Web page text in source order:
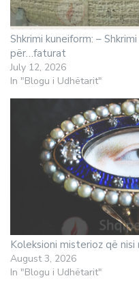
Shkrimi kuneiform: –
për…faturat
July 12, 2026
In "Blogu i Udhëtarit"
Koleksioni misterioz që nisi
August 3, 2026
In "Blogu i Udhëtarit"